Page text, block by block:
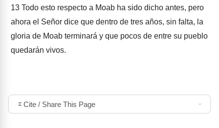
13 Todo esto respecto a Moab ha sido dicho antes, pero
ahora el Señor dice que dentro de tres años, sin falta, la
gloria de Moab terminará y que pocos de entre su pueblo
quedarán vivos.
Cite / Share This Page